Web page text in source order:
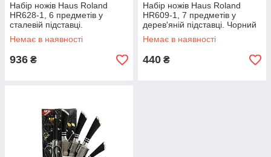
Набір ножів Haus Roland
HR628-1, 6 предметів у
сталевій підставці.
Сріблястий (HR628-1)
Немає в наявності
936 ₴
Набір ножів Haus Roland
HR609-1, 7 предметів у
дерев'яній підставці. Чорний
(HR609-1)
Немає в наявності
440 ₴